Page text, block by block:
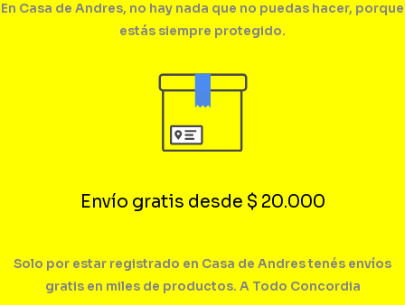
En Casa de Andres, no hay nada que no puedas hacer, porque
estás siempre protegido.
Envío gratis desde $ 20.000
Solo por estar registrado en Casa de Andres tenés envíos
gratis en miles de productos. A Todo Concordia